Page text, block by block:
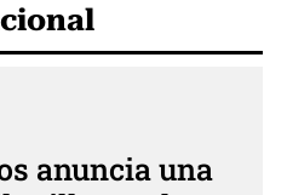
anuncia una